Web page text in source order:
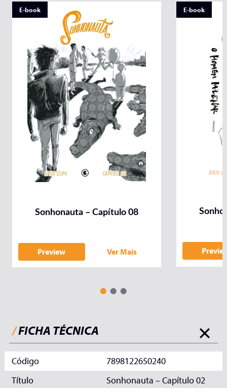
E-book
Sonhonauta – Capítulo 08
Preview Ver Mais
E-book
/FICHA TÉCNICA
Código
7898122650240
Título
Sonhonauta – Capítulo 02